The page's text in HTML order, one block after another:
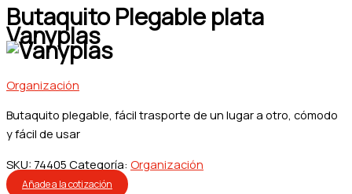
Butaquito Plegable plata
Vanyplas
Organización
Butaquito plegable, fácil trasporte de un lugar a otro, cómodo
y fácil de usar
SKU: 74405 Categoría: Organización
Añade a la cotización